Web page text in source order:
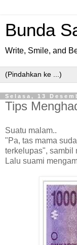
Bunda
Write, Smile, and
Selasa, 13
Tips
Suatu malam..
"Pa, tas mama
terkelupas", sambil
Lalu suami